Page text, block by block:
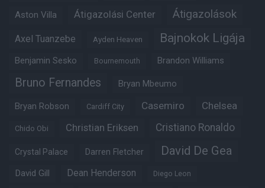
Aston Villa Átigazolási Center Átigazolások
Axel Tuanzebe Ayden Heaven Bajnokok Ligája
Benjamin Sesko Bournemouth Brandon Williams
Bruno Fernandes Bryan Mbeumo
Bryan Robson Cardiff City Casemiro Chelsea
Chido Obi Christian Eriksen Cristiano Ronaldo
Crystal Palace Darren Fletcher David De Gea
David Gill Dean Henderson Diego Leon